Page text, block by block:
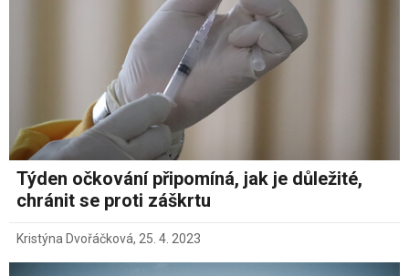
Týden očkování připomíná, jak je důležité,
chránit se proti záškrtu
Kristýna Dvořáčková, 25. 4. 2023